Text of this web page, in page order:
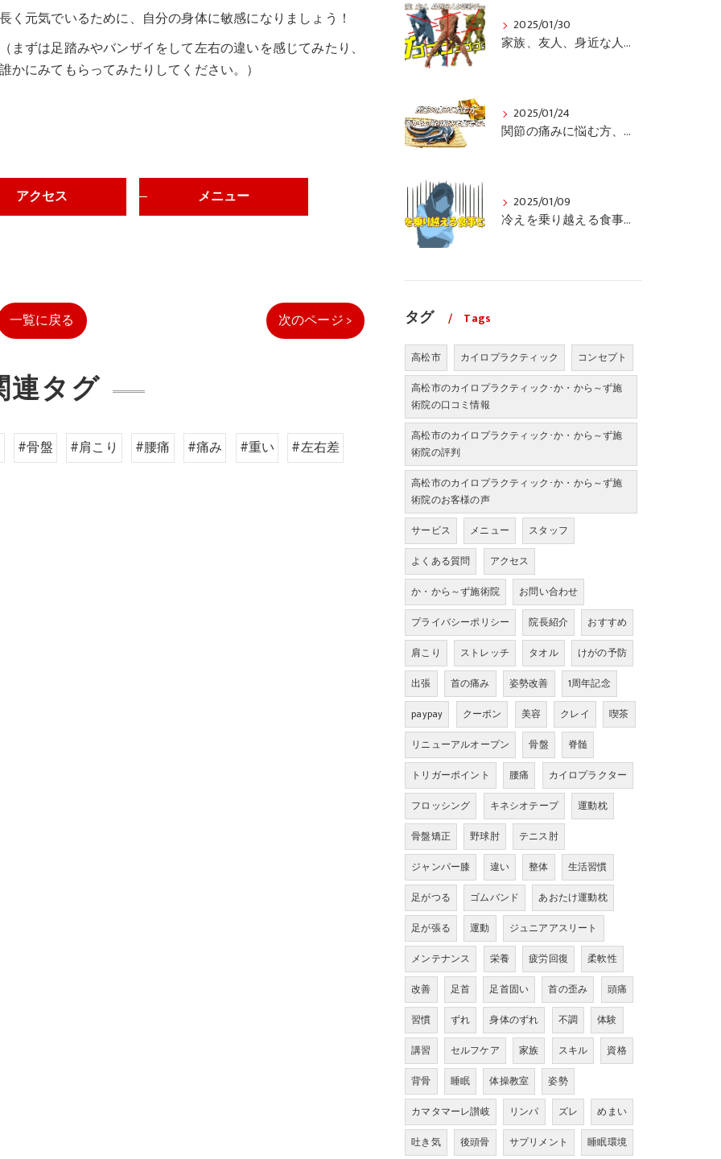
く元気でいるために、自分の身体に敏感になりましょう！
まずは足踏みやバンザイをして左右の違いを感じてみたり、
かにみてもらってみたりしてください。）
アクセス メニュー
一覧に戻る 次のページ >
連タグ
#骨盤 #肩こり #腰痛 #痛み #重い #左右差
2025/01/30
家族、友人、身近な人の姿勢をちょっと見てみませんか？
2025/01/24
関節の痛みに悩む方、栄養面からの取り組みも重要ですよ！
2025/01/09
冷えを乗り越える食事と運動
タグ Tags
高松市 カイロプラクティック
コンセプト
高松市のカイロプラクティック･か・から～ず施
術院の口コミ情報
高松市のカイロプラクティック･か・から～ず施
術院の評判
高松市のカイロプラクティック･か・から～ず施
術院のお客様の声
サービス
メニュー
スタッフ
よくある質問
アクセス
か・から～ず施術院
お問い合わせ
プライバシーポリシー
院長紹介
おすすめ
肩こり
ストレッチ タオル
けがの予防
出張
首の痛み 姿勢改善
1周年記念
paypay
クーポン 美容 クレイ
喫茶
リニューアルオープン
骨盤
脊髄
トリガーポイント
腰痛
カイロプラクター
フロッシング
キネシオテープ
運動枕
骨盤矯正
野球肘
テニス肘
ジャンパー膝
違い 整体
生活習慣
足がつる
ゴムバンド
あおたけ運動枕
足が張る
運動
ジュニアアスリート
メンテナンス
栄養 疲労回復
柔軟性
改善
足首 足首固い 首の歪み
頭痛
習慣
ずれ 身体のずれ 不調
体験
講習
セルフケア 家族 スキル
資格
背骨
睡眠 体操教室
姿勢
カマタマーレ讃岐
リンパ ズレ
めまい
吐き気
後頭骨 サプリメント
睡眠環境